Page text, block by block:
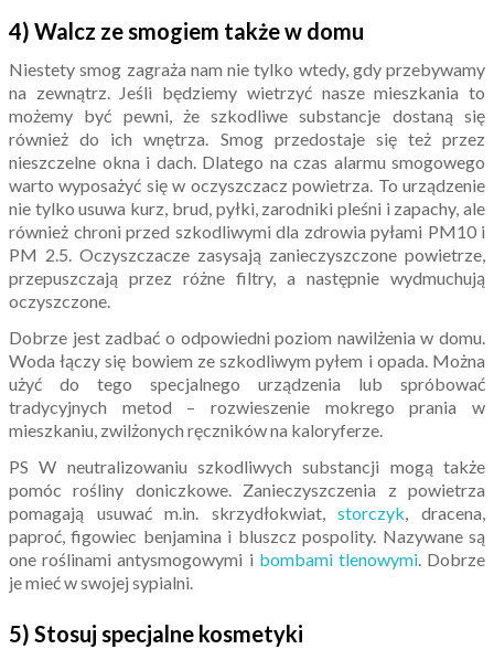
4) Walcz ze smogiem także w domu
Niestety smog zagraża nam nie tylko wtedy, gdy przebywamy
na zewnątrz. Jeśli będziemy wietrzyć nasze mieszkania to
możemy być pewni, że szkodliwe substancje dostaną się
również do ich wnętrza. Smog przedostaje się też przez
nieszczelne okna i dach. Dlatego na czas alarmu smogowego
warto wyposażyć się w oczyszczacz powietrza. To urządzenie
nie tylko usuwa kurz, brud, pyłki, zarodniki pleśni i zapachy, ale
również chroni przed szkodliwymi dla zdrowia pyłami PM10 i
PM 2.5. Oczyszczacze zasysają zanieczyszczone powietrze,
przepuszczają przez różne filtry, a następnie wydmuchują
oczyszczone.
Dobrze jest zadbać o odpowiedni poziom nawilżenia w domu.
Woda łączy się bowiem ze szkodliwym pyłem i opada. Można
użyć do tego specjalnego urządzenia lub spróbować
tradycyjnych metod – rozwieszenie mokrego prania w
mieszkaniu, zwilżonych ręczników na kaloryferze.
PS W neutralizowaniu szkodliwych substancji mogą także
pomóc rośliny doniczkowe. Zanieczyszczenia z powietrza
pomagają usuwać m.in. skrzydłokwiat,storczyk, dracena,
paproć, figowiec benjamina i bluszcz pospolity. Nazywane są
one roślinami antysmogowymi i bombami tlenowymi. Dobrze
je mieć w swojej sypialni.
5) Stosuj specjalne kosmetyki